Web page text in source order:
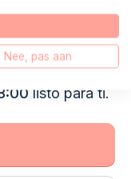
Mis colegas y
los días
listo para ti.
Nee, pas aan